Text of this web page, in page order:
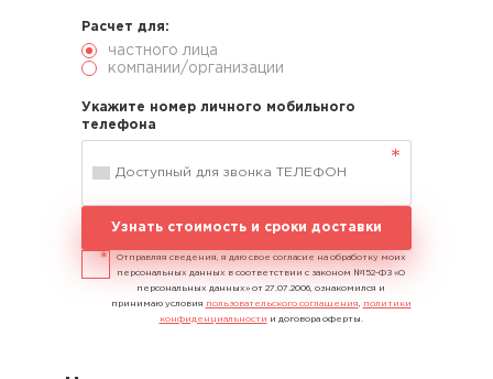
Расчет для:
частного лица
компании/организации
Укажите номер личного мобильного
телефона
Узнать стоимость и сроки доставки
Отправляя сведения, я даю свое согласие на обработку моих
персональных данных в соответствии с законом №152-ФЗ «О
персональных данных» от 27.07.2006, ознакомился и
принимаю условия пользовательского соглашения
политики
конфиденциальности и договора оферты.